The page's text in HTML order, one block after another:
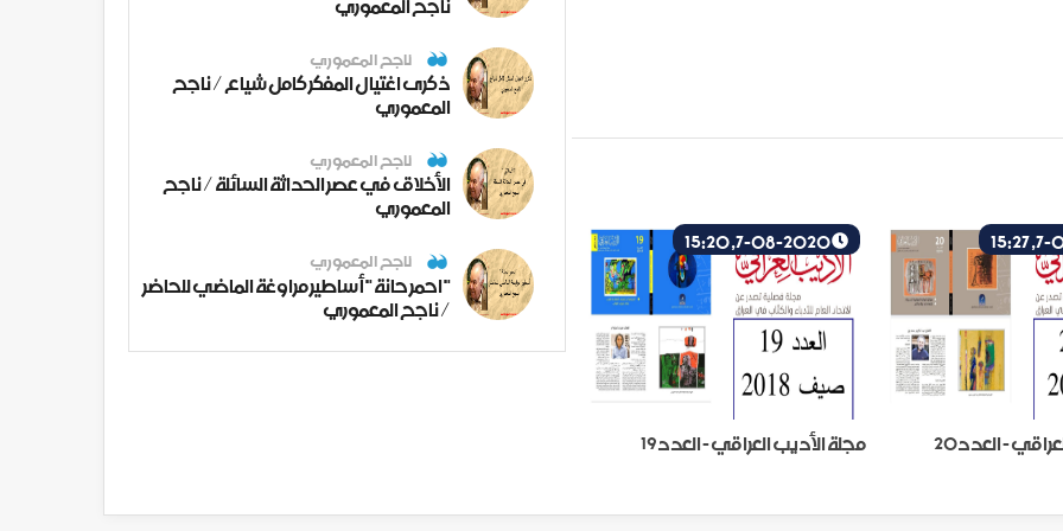
- العدد20
7-08-2020, 15:20
مجلة الأديب العراقي - العدد19
ناجح المعموري
ناجح المعموري
ذكرى اغتيال المفكر كامل شياع / ناجح
المعموري
ناجح المعموري
الأخلاق في عصر الحداثة السائلة / ناجح
المعموري
ناجح المعموري
" احمر حانة " أساطير مراوغة الماضي للحاضر
/ ناجح المعموري